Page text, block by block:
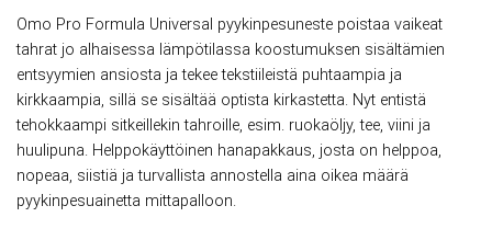
Omo Pro Formula Universal pyykinpesuneste poistaa vaikeat
tahrat jo alhaisessa lämpötilassa koostumuksen sisältämien
entsyymien ansiosta ja tekee tekstiileistä puhtaampia ja
kirkkaampia, sillä se sisältää optista kirkastetta. Nyt entistä
tehokkaampi sitkeillekin tahroille, esim. ruokaöljy, tee, viini ja
huulipuna. Helppokäyttöinen hanapakkaus, josta on helppoa,
nopeaa, siistiä ja turvallista annostella aina oikea määrä
pyykinpesuainetta mittapalloon.